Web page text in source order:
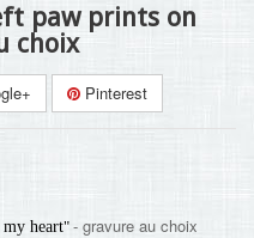
paw prints on
choix
Pinterest
heart" - gravure au choix